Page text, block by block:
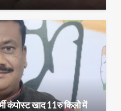
कंपोस्ट खाद 11रु किलो में